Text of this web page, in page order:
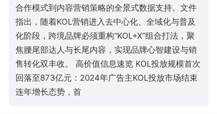
合作模式到内容营销策略的全景式数据支持。文件
指出，随着KOL营销进入去中心化、全域化与普及
化阶段，跨境品牌必须重构“KOL+X”组合打法，聚
焦腰尾部达人与长尾内容，实现品牌心智建设与销
售转化双丰收。 高价值信息速览 KOL投放规模首次
回落至873亿元：2024年广告主KOL投放市场结束
连年增长态势，首